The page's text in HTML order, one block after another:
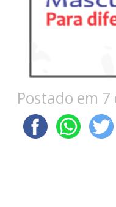
Postado em